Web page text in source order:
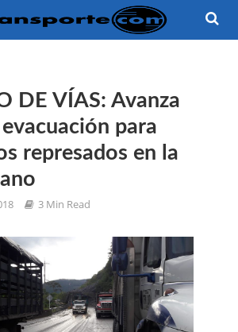
DE VÍAS: Avanza
para
represados en la
3 Min Read